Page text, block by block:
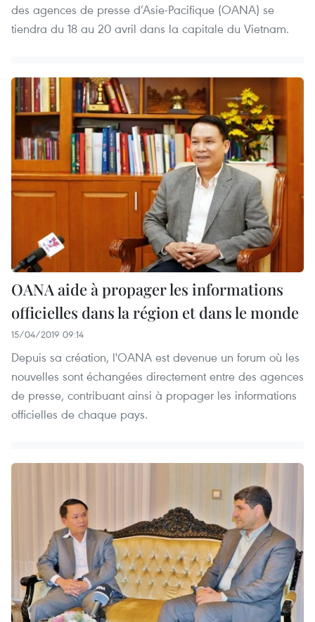
des agences de presse d’Asie-Pacifique (OANA) se
tiendra du 18 au 20 avril dans la capitale du Vietnam.
OANA aide à propager les informations
officielles dans la région et dans le monde
15/04/2019 09:14
Depuis sa création, l'OANA est devenue un forum où les
nouvelles sont échangées directement entre des agences
de presse, contribuant ainsi à propager les informations
officielles de chaque pays.